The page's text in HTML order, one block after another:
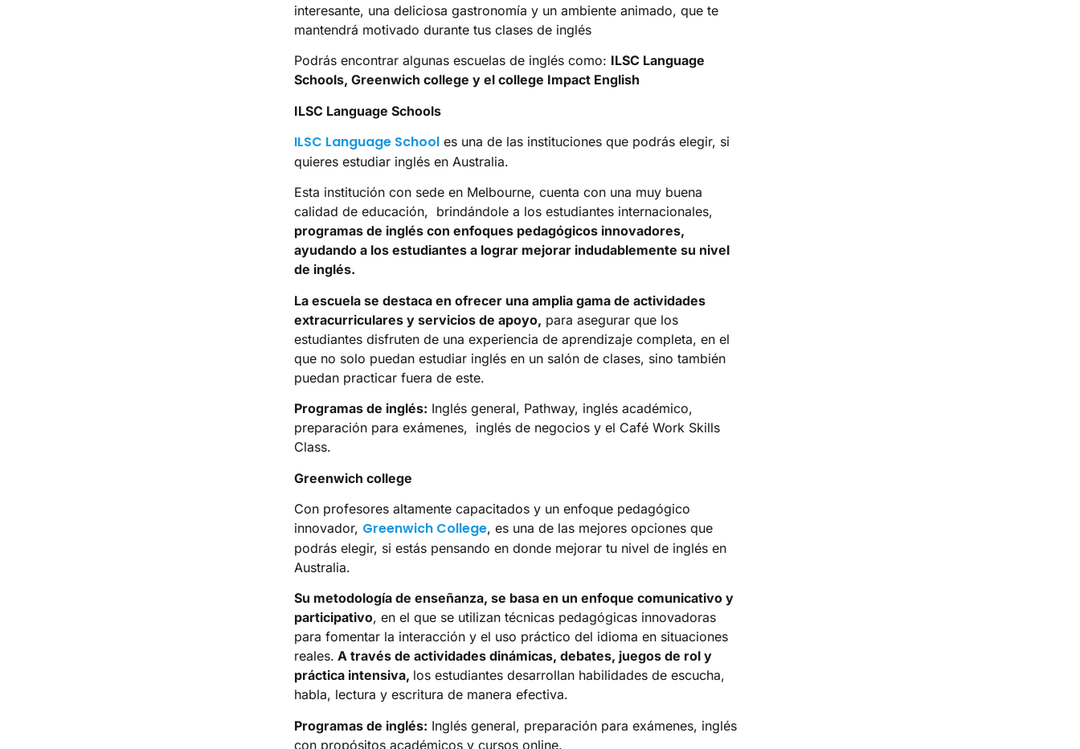
interesante, una deliciosa gastronomía y un ambiente animado, que te
mantendrá motivado durante tus clases de inglés
Podrás encontrar algunas escuelas de inglés como: ILSC Language
Schools, Greenwich college y el college Impact English
ILSC Language Schools
ILSC Language Schooles una de las instituciones que podrás elegir, si
quieres estudiar inglés en Australia.
Esta institución con sede en Melbourne, cuenta con una muy buena
calidad de educación, brindándole a los estudiantes internacionales,
programas de inglés con enfoques pedagógicos innovadores,
ayudando a los estudiantes a lograr mejorar indudablemente su nivel
de inglés.
La escuela se destaca en ofrecer una amplia gama de actividades
extracurriculares y servicios de apoyo, para asegurar que los
estudiantes disfruten de una experiencia de aprendizaje completa, en el
que no solo puedan estudiar inglés en un salón de clases, sino también
puedan practicar fuera de este.
Programas de inglés: Inglés general, Pathway, inglés académico,
preparación para exámenes, inglés de negocios y el Café Work Skills
Class.
Greenwich college
Con profesores altamente capacitados y un enfoque pedagógico
innovador, Greenwich College, es una de las mejores opciones que
podrás elegir, si estás pensando en donde mejorar tu nivel de inglés en
Australia.
Su metodología de enseñanza, se basa en un enfoque comunicativo y
participativo, en el que se utilizan técnicas pedagógicas innovadoras
para fomentar la interacción y el uso práctico del idioma en situaciones
reales. A través de actividades dinámicas, debates, juegos de rol y
práctica intensiva, los estudiantes desarrollan habilidades de escucha,
habla, lectura y escritura de manera efectiva.
Programas de inglés: Inglés general, preparación para exámenes, inglés
con propósitos académicos y cursos online.